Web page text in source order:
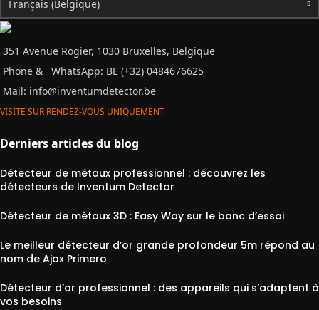
Français (Belgique)
351 Avenue Rogier, 1030 Bruxelles, Belgique
Phone &
WhatsApp: BE (+32) 0484676625
Mail: info@inventumdetector.be
VISITE SUR RENDEZ-VOUS UNIQUEMENT
Derniers articles du blog
Détecteur de métaux professionnel : découvrez les
détecteurs de Inventum Detector
Détecteur de métaux 3D : Easy Way sur le banc d’essai
Le meilleur détecteur d’or grande profondeur 5m répond au
nom de Ajax Primero
Détecteur d’or professionnel : des appareils qui s’adaptent à
vos besoins